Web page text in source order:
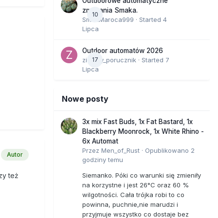
Autor
też
10
zmagania Smaka.
SmakMaroca999 · Started 4
Lipca
17
Outdoor automatów 2026
zielony_porucznik · Started 7
Lipca
Nowe posty
3x mix Fast Buds, 1x Fat Bastard, 1x
Blackberry Moonrock, 1x White Rhino -
6x Automat
Przez Men_of_Rust · Opublikowano 2
godziny temu
Siemanko. Póki co warunki się zmieniły
na korzystne i jest 26°C oraz 60 %
wilgotności. Cała trójka robi to co
powinna, puchnie,nie marudzi i
przyjmuje wszystko co dostaje bez